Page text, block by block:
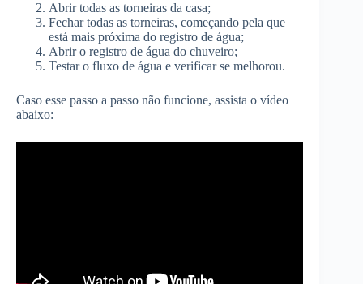
Abrir todas as torneiras da casa;
Fechar todas as torneiras, começando pela que
está mais próxima do registro de água;
Abrir o registro de água do chuveiro;
Testar o fluxo de água e verificar se melhorou.
Caso esse passo a passo não funcione, assista o vídeo
abaixo: